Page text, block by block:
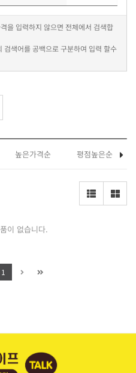
을 입력하지 않으면 전체에서 검색합
색어를 공백으로 구분하여 입력 할수
높은가격순 평점높은순
이 없습니다.
1